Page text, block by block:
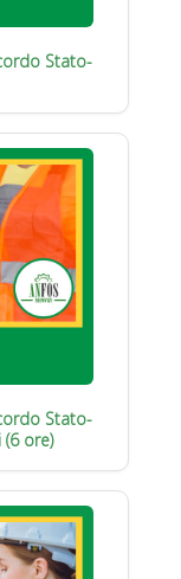
Stato-
Stato-
ore)